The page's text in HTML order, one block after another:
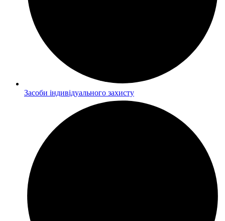
Засоби індивідуального захисту